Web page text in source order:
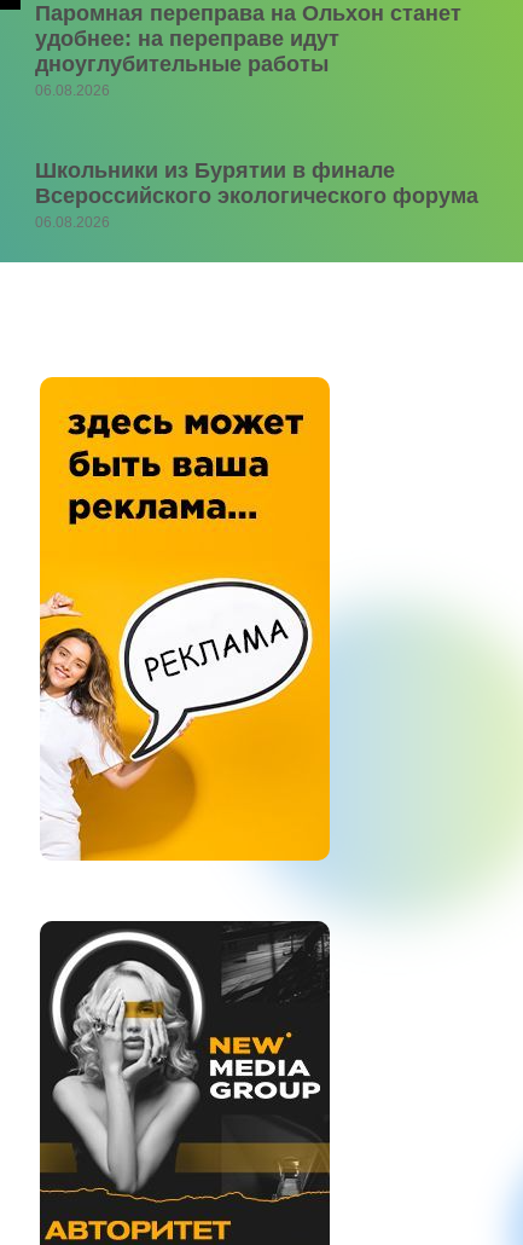
Паромная переправа на Ольхон станет
удобнее: на переправе идут
дноуглубительные работы
06.08.2026
Школьники из Бурятии в финале
Всероссийского экологического форума
06.08.2026